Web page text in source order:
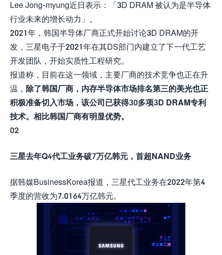
Lee Jong-myung近日表示：「3D DRAM 被认为是半导体
行业未来的增长动力」。
2021年，韩国半导体厂商正式开始讨论3D DRAM的开
发，三星电子于2021年在其DS部门内建立了下一代工艺
开发团队，开始实质性工程研究。
报道称，目前在这一领域，主要厂商的技术竞争也正在升
温， 除了韩国厂商，内存半导体市场排名第三的美光也正
积极准备切入市场，该公司已获得30多项3D DRAM专利
技术。相比韩国厂商有明显优势。
02
三星去年Q4代工业务破7万亿韩元，首超NAND业务
据韩媒BusinessKorea报道，三星代工业务在2022年第4
季度的营收为7.0164万亿韩元。